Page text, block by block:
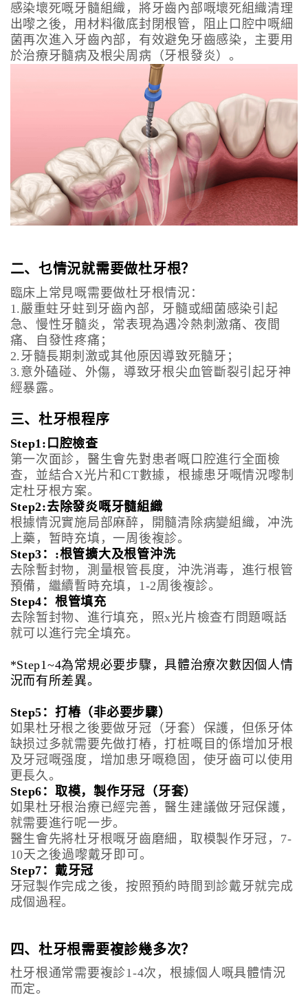
感染壞死嘅牙髓組織，將牙齒內部嘅壞死組織清理
出嚟之後，用材料徹底封閉根管，阻止口腔中嘅細
菌再次進入牙齒內部，有效避免牙齒感染，主要用
於治療牙髓病及根尖周病（牙根發炎）。
二、乜情況就需要做杜牙根？
臨床上常見嘅需要做杜牙根情況：
1.嚴重蛀牙蛀到牙齒內部，牙髓或細菌感染引起
急、慢性牙髓炎，常表現為遇冷熱刺激痛、夜間
痛、自發性疼痛；
2.牙髓長期刺激或其他原因導致死髓牙；
3.意外磕碰、外傷，導致牙根尖血管斷裂引起牙神
經暴露。
三、杜牙根程序
Step1:口腔檢查
第一次面診，醫生會先對患者嘅口腔進行全面檢
查，並結合X光片和CT數據，根據患牙嘅情況嚟制
定杜牙根方案。
Step2:去除發炎嘅牙髓組織
根據情況實施局部麻醉，開髓清除病變組織，冲洗
上藥，暂時充填，一周後複診。
Step3：:根管擴大及根管沖洗
去除暫封物，測量根管長度，沖洗消毒，進行根管
預備，繼續暫時充填，1-2周後複診。
Step4：根管填充
去除暂封物、進行填充，照x光片檢查冇問題嘅話
就可以進行完全填充。
*Step1~4為常規必要步驟，具體治療次數因個人情
況而有所差異。
Step5：打樁（非必要步驟）
如果杜牙根之後要做牙冠（牙套）保護，但係牙体
缺损过多就需要先做打樁，打桩嘅目的係增加牙根
及牙冠嘅强度，增加患牙嘅稳固，使牙齒可以使用
更長久。
Step6：取模，製作牙冠（牙套）
如果杜牙根治療已經完善，醫生建議做牙冠保護，
就需要進行呢一步。
醫生會先將杜牙根嘅牙齒磨細，取模製作牙冠，7-
10天之後過嚟戴牙即可。
Step7：戴牙冠
牙冠製作完成之後，按照預約時間到診戴牙就完成
成個過程。
四、杜牙根需要複診幾多次？
杜牙根通常需要複診1-4次，根據個人嘅具體情況
而定。